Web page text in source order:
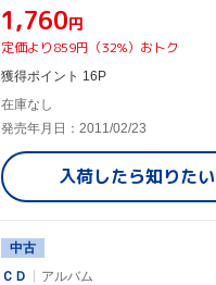
¥1,760円
定価より859円（32%）おトク
獲得ポイント 16P
在庫なし
発売年月日：2011/02/23
入荷したら知りたい
中古
ＣＤ
アルバム